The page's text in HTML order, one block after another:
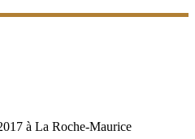
à La Roche-Maurice